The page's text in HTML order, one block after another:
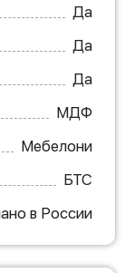
Да
Да
Да
МДФ
Мебелони
БТС
в России